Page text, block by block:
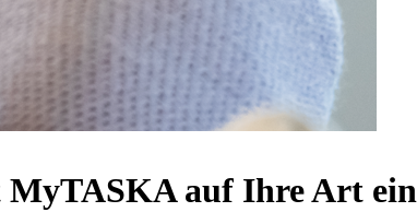
MyTASKA auf Ihre Art ein